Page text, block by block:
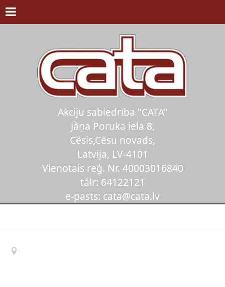
Akciju sabiedrība "CATA"
Jāņa Poruka iela 8,
Cēsis,Cēsu novads,
Latvija, LV-4101
Vienotais reģ. Nr. 40003016840
tālr: 64122121
e-pasts: cata@cata.lv